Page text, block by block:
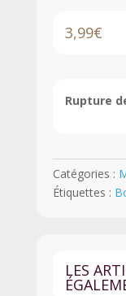
3,99€
Rupture
Catégories :
Étiquettes :
LES